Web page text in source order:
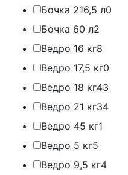
Бочка 216,5 л0
Бочка 60 л2
Ведро 16 кг8
Ведро 17,5 кг0
Ведро 18 кг43
Ведро 21 кг34
Ведро 45 кг1
Ведро 5 кг5
Ведро 9,5 кг4